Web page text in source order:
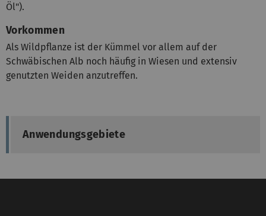
Öl").
Vorkommen
Als Wildpflanze ist der Kümmel vor allem auf der
Schwäbischen Alb noch häufig in Wiesen und extensiv
genutzten Weiden anzutreffen.
Anwendungsgebiete